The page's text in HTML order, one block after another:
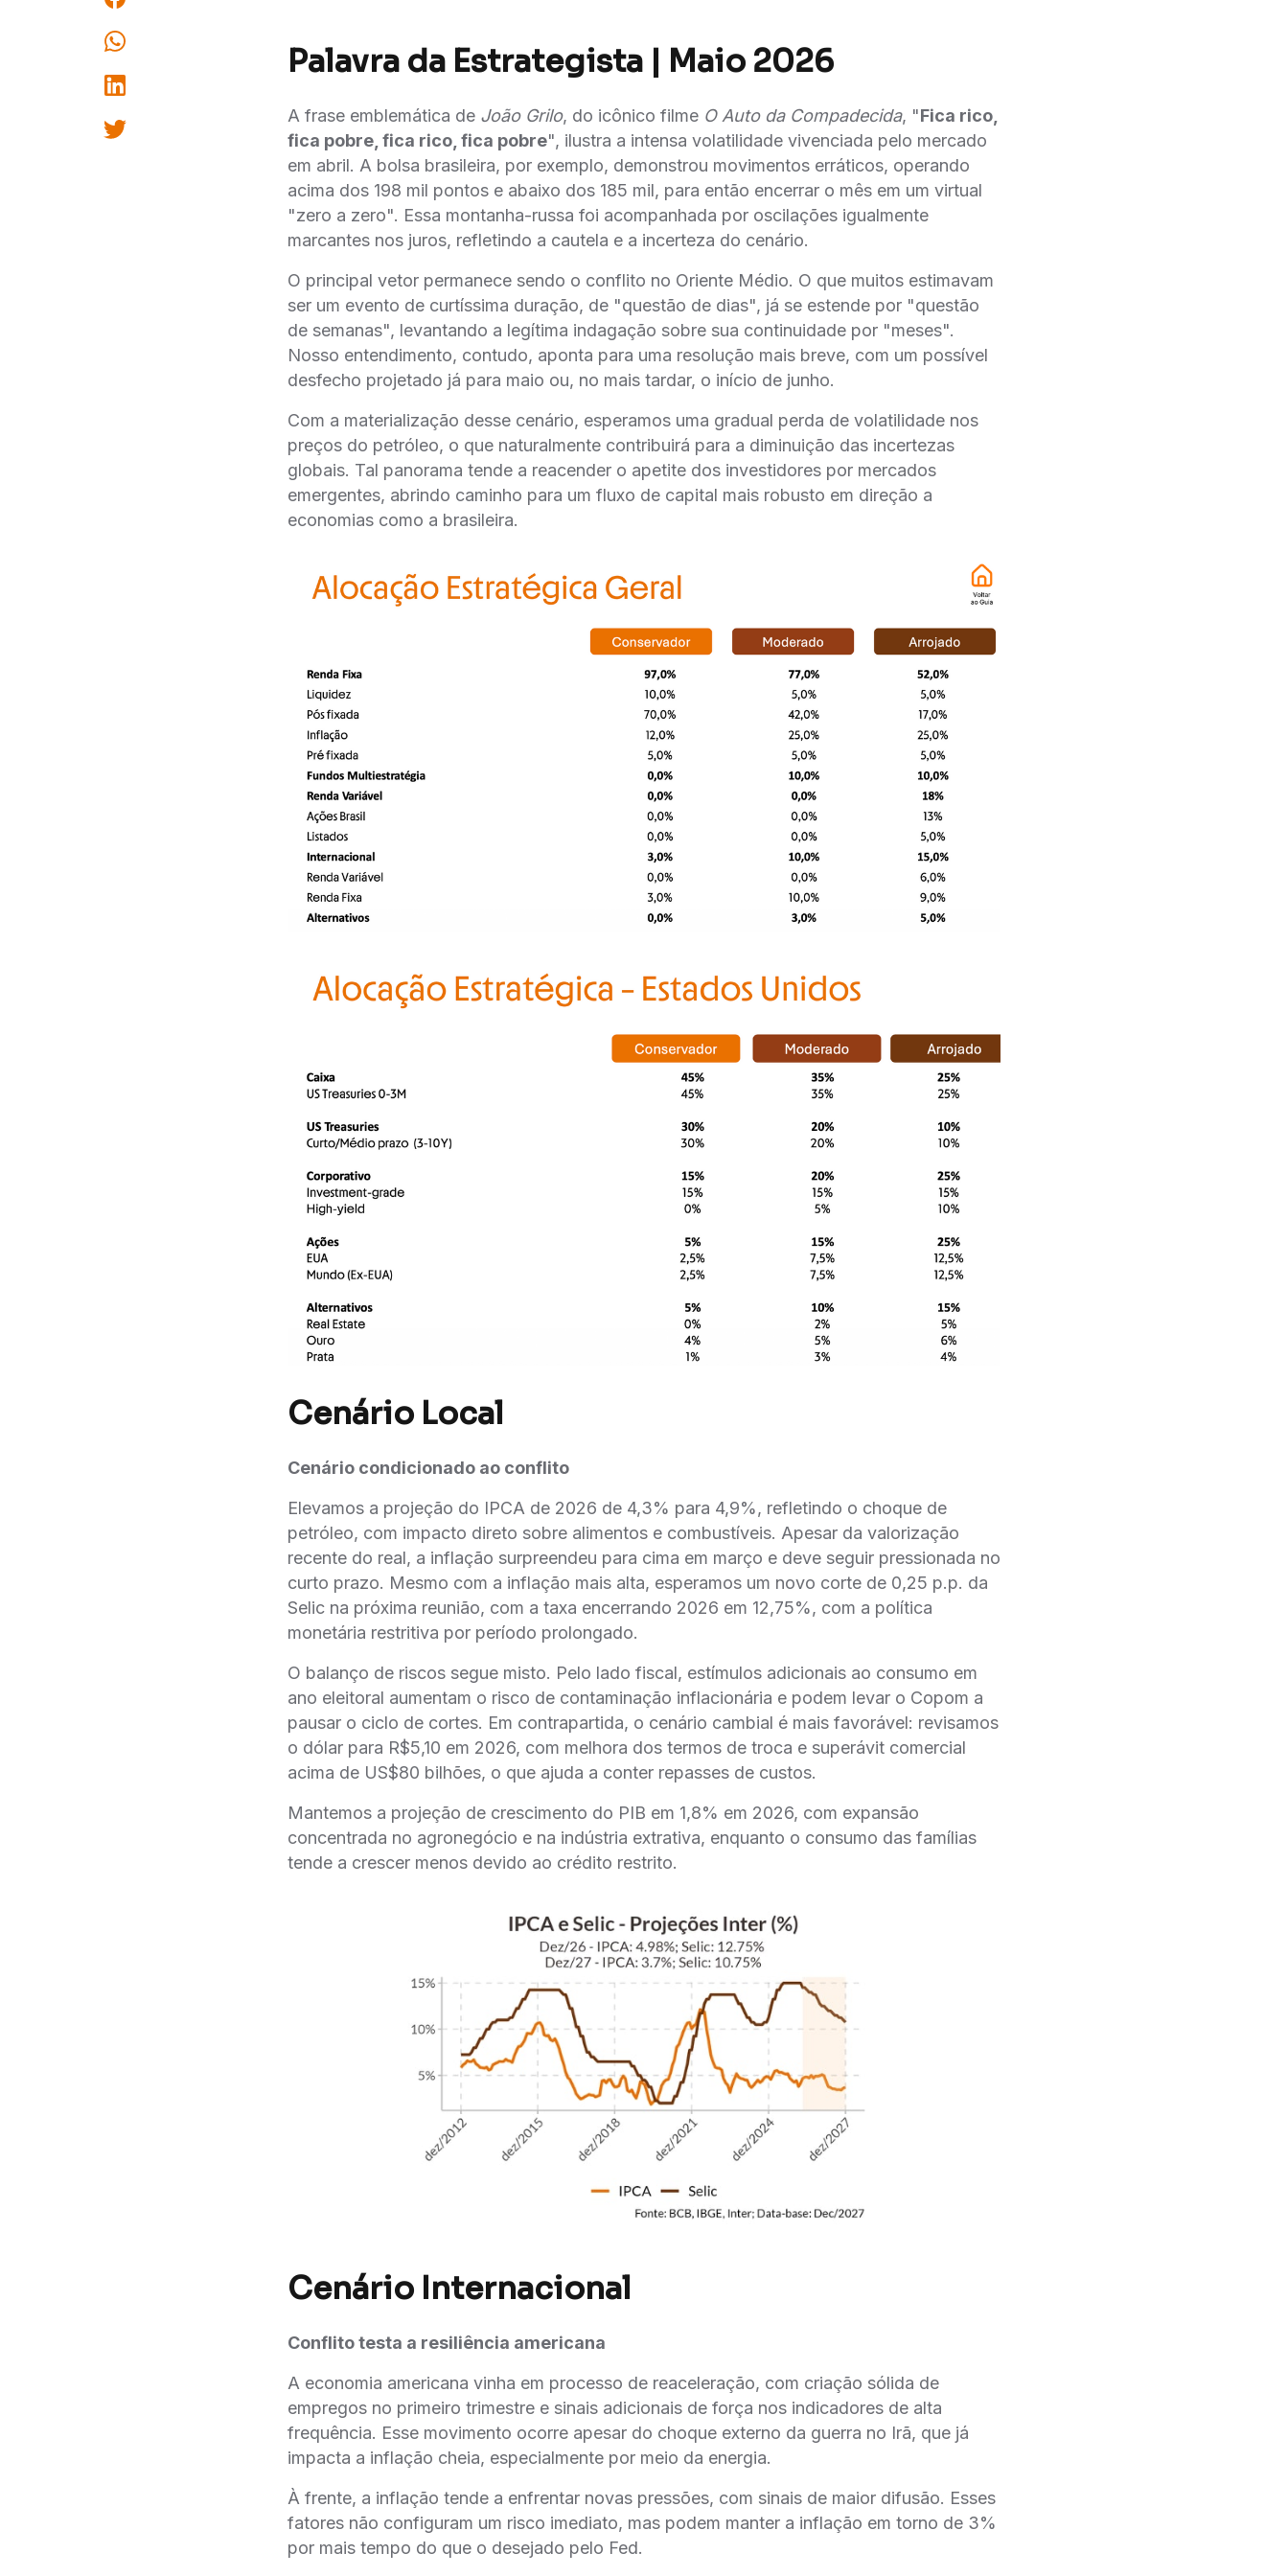
Palavra da Estrategista | Maio 2026
A frase emblemática de João Grilo, do icônico filme O Auto da Compadecida, "Fica rico,
fica pobre, fica rico, fica pobre", ilustra a intensa volatilidade vivenciada pelo mercado
em abril. A bolsa brasileira, por exemplo, demonstrou movimentos erráticos, operando
acima dos 198 mil pontos e abaixo dos 185 mil, para então encerrar o mês em um virtual
"zero a zero". Essa montanha-russa foi acompanhada por oscilações igualmente
marcantes nos juros, refletindo a cautela e a incerteza do cenário.
O principal vetor permanece sendo o conflito no Oriente Médio. O que muitos estimavam
ser um evento de curtíssima duração, de "questão de dias", já se estende por "questão
de semanas", levantando a legítima indagação sobre sua continuidade por "meses".
Nosso entendimento, contudo, aponta para uma resolução mais breve, com um possível
desfecho projetado já para maio ou, no mais tardar, o início de junho.
Com a materialização desse cenário, esperamos uma gradual perda de volatilidade nos
preços do petróleo, o que naturalmente contribuirá para a diminuição das incertezas
globais. Tal panorama tende a reacender o apetite dos investidores por mercados
emergentes, abrindo caminho para um fluxo de capital mais robusto em direção a
economias como a brasileira.
Cenário Local
Cenário condicionado ao conflito
Elevamos a projeção do IPCA de 2026 de 4,3% para 4,9%, refletindo o choque de
petróleo, com impacto direto sobre alimentos e combustíveis. Apesar da valorização
recente do real, a inflação surpreendeu para cima em março e deve seguir pressionada no
curto prazo. Mesmo com a inflação mais alta, esperamos um novo corte de 0,25 p.p. da
Selic na próxima reunião, com a taxa encerrando 2026 em 12,75%, com a política
monetária restritiva por período prolongado.
O balanço de riscos segue misto. Pelo lado fiscal, estímulos adicionais ao consumo em
ano eleitoral aumentam o risco de contaminação inflacionária e podem levar o Copom a
pausar o ciclo de cortes. Em contrapartida, o cenário cambial é mais favorável: revisamos
o dólar para R$5,10 em 2026, com melhora dos termos de troca e superávit comercial
acima de US$80 bilhões, o que ajuda a conter repasses de custos.
Mantemos a projeção de crescimento do PIB em 1,8% em 2026, com expansão
concentrada no agronegócio e na indústria extrativa, enquanto o consumo das famílias
tende a crescer menos devido ao crédito restrito.
Cenário Internacional
Conflito testa a resiliência americana
A economia americana vinha em processo de reaceleração, com criação sólida de
empregos no primeiro trimestre e sinais adicionais de força nos indicadores de alta
frequência. Esse movimento ocorre apesar do choque externo da guerra no Irã, que já
impacta a inflação cheia, especialmente por meio da energia.
À frente, a inflação tende a enfrentar novas pressões, com sinais de maior difusão. Esses
fatores não configuram um risco imediato, mas podem manter a inflação em torno de 3%
por mais tempo do que o desejado pelo Fed.